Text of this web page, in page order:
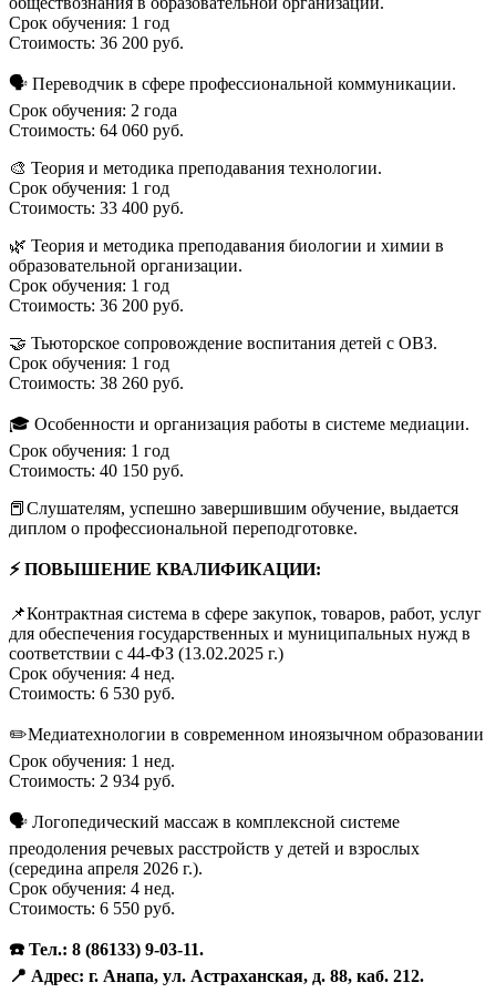
Срок обучения: 1 год
Стоимость: 36 200 руб.
🗣 Переводчик в сфере профессиональной коммуникации.
Срок обучения: 2 года
Стоимость: 64 060 руб.
🎨 Теория и методика преподавания технологии.
Срок обучения: 1 год
Стоимость: 33 400 руб.
🌿 Теория и методика преподавания биологии и химии в
образовательной организации.
Срок обучения: 1 год
Стоимость: 36 200 руб.
🤝 Тьюторское сопровождение воспитания детей с ОВЗ.
Срок обучения: 1 год
Стоимость: 38 260 руб.
🎓 Особенности и организация работы в системе медиации.
Срок обучения: 1 год
Стоимость: 40 150 руб.
📕Слушателям, успешно завершившим обучение, выдается
диплом о профессиональной переподготовке.
⚡ ПОВЫШЕНИЕ КВАЛИФИКАЦИИ:
📌Контрактная система в сфере закупок, товаров, работ, услуг
для обеспечения государственных и муниципальных нужд в
соответствии с 44-ФЗ (13.02.2025 г.)
Срок обучения: 4 нед.
Стоимость: 6 530 руб.
✏️Медиатехнологии в современном иноязычном образовании
Срок обучения: 1 нед.
Стоимость: 2 934 руб.
🗣 Логопедический массаж в комплексной системе
преодоления речевых расстройств у детей и взрослых
(середина апреля 2026 г.).
Срок обучения: 4 нед.
Стоимость: 6 550 руб.
☎️ Тел.: 8 (86133) 9-03-11.
📍 Адрес: г. Анапа, ул. Астраханская, д. 88, каб. 212.